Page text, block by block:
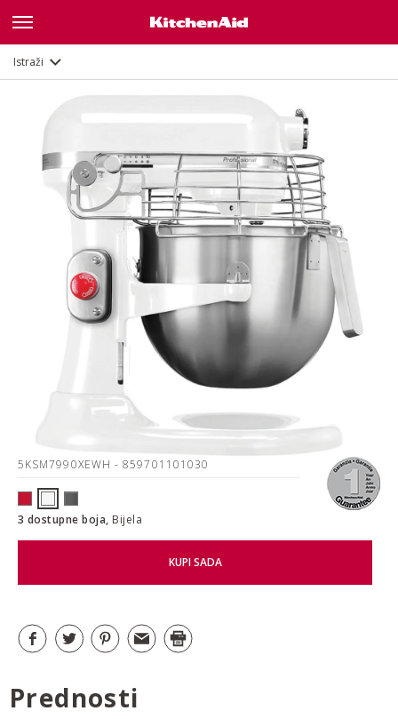
Istraži
5KSM7990XEWH- 859701101030
3 dostupne boja, Bijela
KUPI SADA
Prednosti